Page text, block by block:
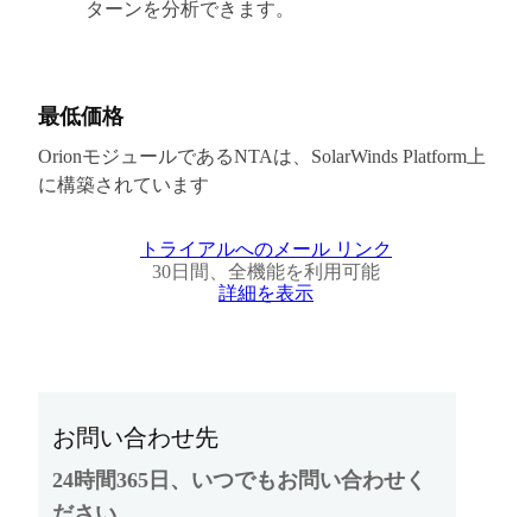
ターンを分析できます。
最低価格
OrionモジュールであるNTAは、SolarWinds Platform上
に構築されています
トライアルへのメール リンク
30日間、全機能を利用可能
詳細を表示
お問い合わせ先
24時間365日、いつでもお問い合わせく